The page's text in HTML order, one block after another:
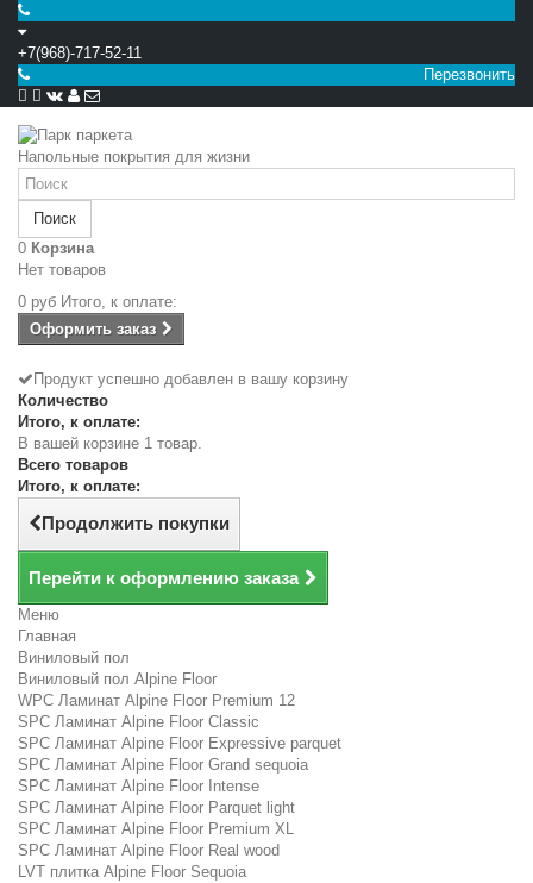
+7(968)-717-52-11
Перезвонить
 
Напольные покрытия для жизни
Поиск
0 Корзина
Нет товаров
0 руб Итого, к оплате:
Оформить заказ
Продукт успешно добавлен в вашу корзину
Количество
Итого, к оплате:
В вашей корзине 1 товар.
Всего товаров
Итого, к оплате:
Продолжить покупки
Перейти к оформлению заказа
Меню
Главная
Виниловый пол
Виниловый пол Alpine Floor
WPC Ламинат Alpine Floor Premium 12
SPC Ламинат Alpine Floor Classic
SPC Ламинат Alpine Floor Expressive parquet
SPC Ламинат Alpine Floor Grand sequoia
SPC Ламинат Alpine Floor Intense
SPC Ламинат Alpine Floor Parquet light
SPC Ламинат Alpine Floor Premium XL
SPC Ламинат Alpine Floor Real wood
LVT плитка Alpine Floor Sequoia